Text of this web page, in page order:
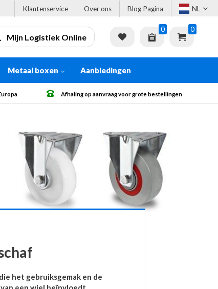
Klantenservice Over ons Blog Pagina NL
Mijn Logistiek Online
0 0
Metaal boxen Aanbiedingen
Gratis verzending vanaf € 500 excl. BTW
het gebruiksgemak en de